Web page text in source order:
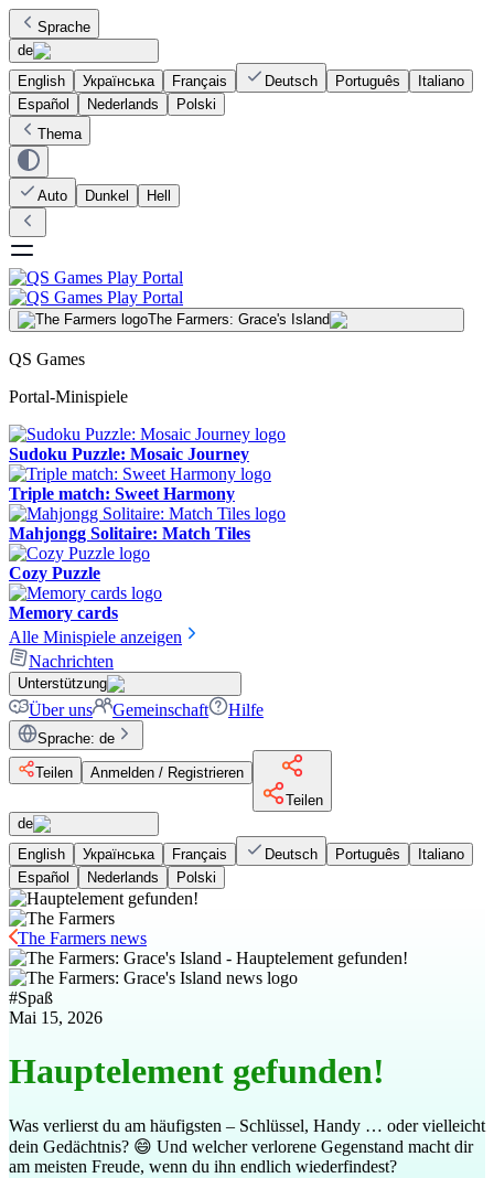
Sprache
de
English
Українська Français Deutsch Português
Italiano
Español
Nederlands
Polski
Thema
Auto Dunkel Hell
The Farmers: Grace's Island
QS Games
Portal-Minispiele
Sudoku Puzzle: Mosaic Journey
Triple match: Sweet Harmony
Mahjongg Solitaire: Match Tiles
Cozy Puzzle
Memory cards
Alle Minispiele anzeigen
Nachrichten
Unterstützung
Über uns Gemeinschaft Hilfe
Sprache: de
Teilen
Anmelden / Registrieren
Teilen
de
English
Українська Français Deutsch Português
Italiano
Español
Nederlands Polski
The Farmers news
#Spaß
Mai 15, 2026
Hauptelement gefunden!
Was verlierst du am häufigsten – Schlüssel, Handy … oder vielleicht
dein Gedächtnis? 😄 Und welcher verlorene Gegenstand macht dir
am meisten Freude, wenn du ihn endlich wiederfindest?